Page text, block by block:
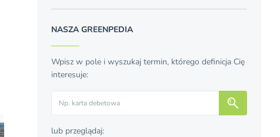
NASZA GREENPEDIA
Wpisz w pole i wyszukaj termin, którego definicja Cię
interesuje:
lub przeglądaj: